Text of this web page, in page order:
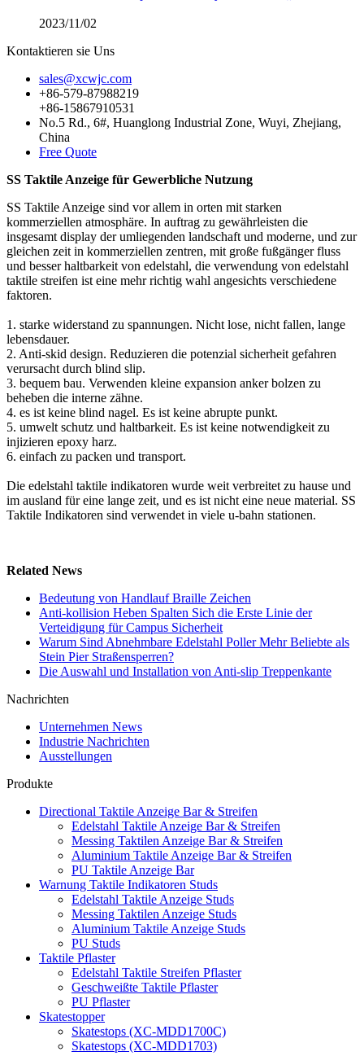
2023/11/02
Kontaktieren sie Uns
sales@xcwjc.com
+86-579-87988219
+86-15867910531
No.5 Rd., 6#, Huanglong Industrial Zone, Wuyi, Zhejiang,
China
Free Quote
SS Taktile Anzeige für Gewerbliche Nutzung
SS Taktile Anzeige sind vor allem in orten mit starken
kommerziellen atmosphäre. In auftrag zu gewährleisten die
insgesamt display der umliegenden landschaft und moderne, und zur
gleichen zeit in kommerziellen zentren, mit große fußgänger fluss
und besser haltbarkeit von edelstahl, die verwendung von edelstahl
taktile streifen ist eine mehr richtig wahl angesichts verschiedene
faktoren.
1. starke widerstand zu spannungen. Nicht lose, nicht fallen, lange
lebensdauer.
2. Anti-skid design. Reduzieren die potenzial sicherheit gefahren
verursacht durch blind slip.
3. bequem bau. Verwenden kleine expansion anker bolzen zu
beheben die interne zähne.
4. es ist keine blind nagel. Es ist keine abrupte punkt.
5. umwelt schutz und haltbarkeit. Es ist keine notwendigkeit zu
injizieren epoxy harz.
6. einfach zu packen und transport.
Die edelstahl taktile indikatoren wurde weit verbreitet zu hause und
im ausland für eine lange zeit, und es ist nicht eine neue material. SS
Taktile Indikatoren sind verwendet in viele u-bahn stationen.
Related News
Bedeutung von Handlauf Braille Zeichen
Anti-kollision Heben Spalten Sich die Erste Linie der
Verteidigung für Campus Sicherheit
Warum Sind Abnehmbare Edelstahl Poller Mehr Beliebte als
Stein Pier Straßensperren?
Die Auswahl und Installation von Anti-slip Treppenkante
Nachrichten
Unternehmen News
Industrie Nachrichten
Ausstellungen
Produkte
Directional Taktile Anzeige Bar & Streifen
Edelstahl Taktile Anzeige Bar & Streifen
Messing Taktilen Anzeige Bar & Streifen
Aluminium Taktile Anzeige Bar & Streifen
PU Taktile Anzeige Bar
Warnung Taktile Indikatoren Studs
Edelstahl Taktile Anzeige Studs
Messing Taktilen Anzeige Studs
Aluminium Taktile Anzeige Studs
PU Studs
Taktile Pflaster
Edelstahl Taktile Streifen Pflaster
Geschweißte Taktile Pflaster
PU Pflaster
Skatestopper
Skatestops (XC-MDD1700C)
Skatestops (XC-MDD1703)